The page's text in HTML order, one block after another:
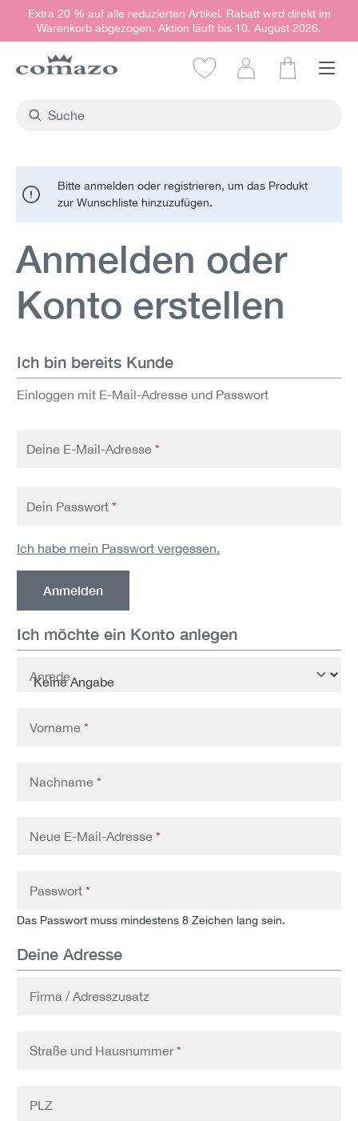
springen
Extra 20 % auf alle reduzierten Artikel. Rabatt wird direkt im
Warenkorb abgezogen. Aktion läuft bis 10. August 2026.
Bitte anmelden oder registrieren, um das Produkt
zur Wunschliste hinzuzufügen.
Anmelden oder
Konto erstellen
Ich bin bereits Kunde
Einloggen mit E-Mail-Adresse und Passwort
Deine E-Mail-Adresse *
Dein Passwort *
Ich habe mein Passwort vergessen.
Anmelden
Ich möchte ein Konto anlegen
Persönliche Informationen
Anrede
Vorname *
Nachname *
Neue E-Mail-Adresse *
Passwort *
Das Passwort muss mindestens 8 Zeichen lang sein.
Deine Adresse
Firma / Adresszusatz
Straße und Hausnummer*
PLZ